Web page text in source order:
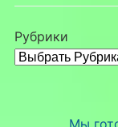
Рубрики
Мы